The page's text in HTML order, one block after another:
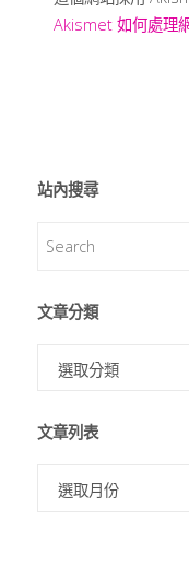
Akismet 如何處理
站內搜尋
文章分類
文章列表